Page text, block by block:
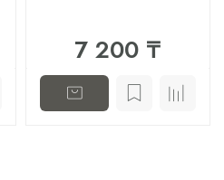
7 200 ₸